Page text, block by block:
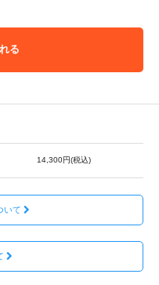
る
14,300円(税込)
いて